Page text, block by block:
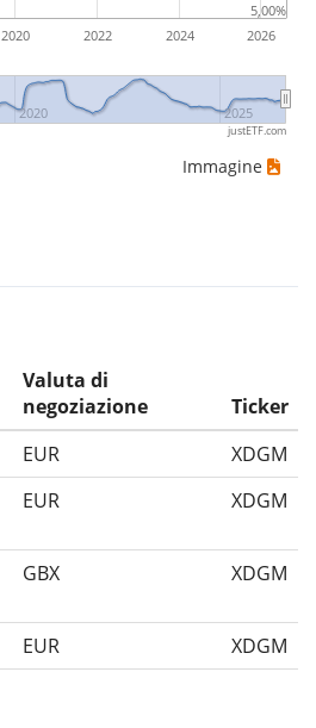
2020 2022 2024 2026
2020 2025
5,00%
justETF.com
Immagine
Valuta di
negoziazione
Ticker
EUR
XDGM
EUR XDGM
GBX XDGM
EUR XDGM